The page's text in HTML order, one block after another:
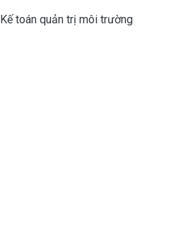
Kế toán quản trị môi trường